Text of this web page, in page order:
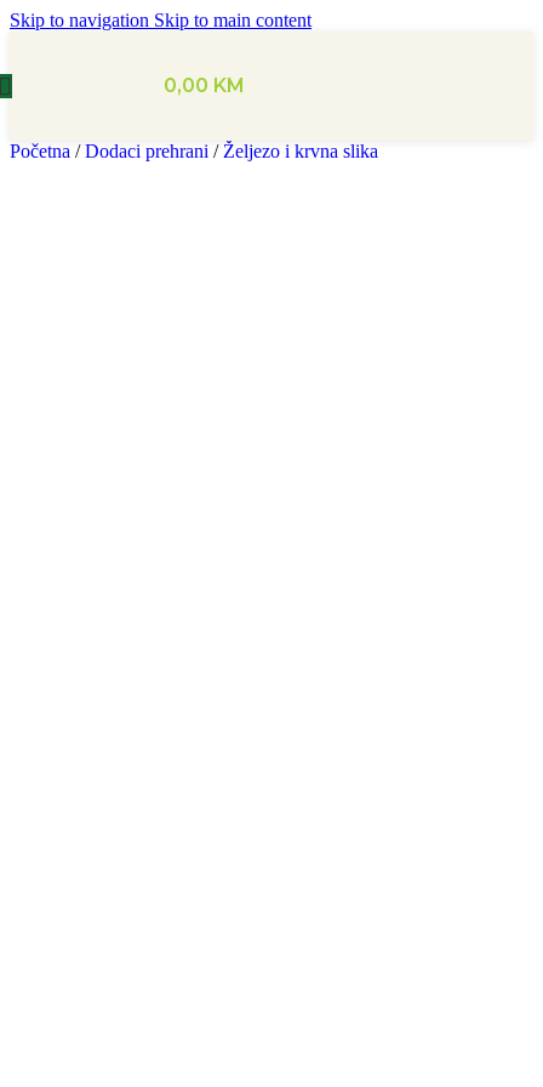
Skip to navigation Skip to main content
0,00 KM
Početna / Dodaci prehrani / Željezo i krvna slika